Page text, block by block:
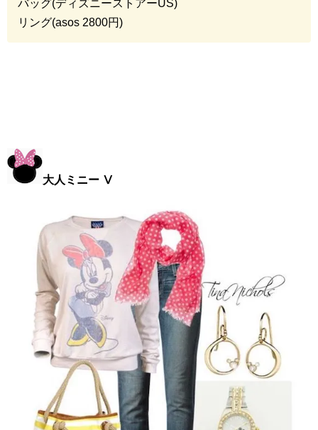
バッグ(ディズニーストアーUS)
リング(asos 2800円)
大人ミニー Ⅴ